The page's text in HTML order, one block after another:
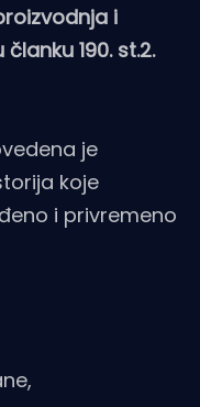
i
190. st.2.
je
koje
i privremeno